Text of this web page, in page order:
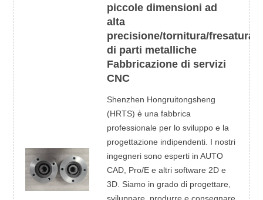
piccole dimensioni ad
alta
precisione/tornitura/fresatura/
di parti metalliche
Fabbricazione di servizi
CNC
Shenzhen Hongruitongsheng
(HRTS) è una fabbrica
professionale per lo sviluppo e la
progettazione indipendenti. I nostri
ingegneri sono esperti in AUTO
CAD, Pro/E e altri software 2D e
3D. Siamo in grado di progettare,
sviluppare, produrre e consegnare